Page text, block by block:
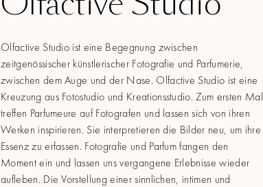
Olfactive Studio ist eine Begegnung zwischen
zeitgenössischer künstlerischer Fotografie und Parfumerie,
zwischen dem Auge und der Nase. Olfactive Studio ist eine
Kreuzung aus Fotostudio und Kreationsstudio. Zum ersten Mal
treffen Parfumeure auf Fotografen und lassen sich von ihren
Werken inspirieren. Sie interpretieren die Bilder neu, um ihre
Essenz zu erfassen. Fotografie und Parfum fangen den
Moment ein und lassen uns vergangene Erlebnisse wieder
aufleben. Die Vorstellung einer sinnlichen, intimen und